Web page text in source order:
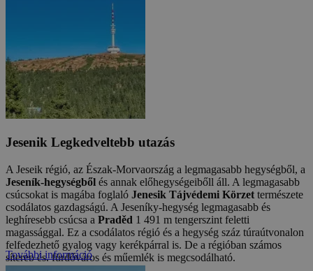
Jesenik Legkedveltebb utazás
A Jeseik régió, az Észak-Morvaország a legmagasabb hegységből, a
Jeseník-hegységből és annak előhegységeibőll áll. A legmagasabb
csúcsokat is magába foglaló Jenesik Tájvédemi Körzet természete
csodálatos gazdagságú. A Jeseníky-hegység legmagasabb és
leghíresebb csúcsa a Praděd 1 491 m tengerszint feletti
magassággal. Ez a csodálatos régió és a hegység száz túraútvonalon
felfedezhető gyalog vagy kerékpárral is. De a régióban számos
síterep és, fürdőváros és műemlék is megcsodálható.
További információ